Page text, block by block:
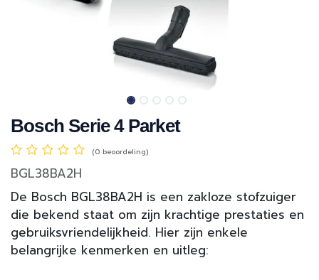
Bosch Serie 4 Parket
(0 beoordeling)
BGL38BA2H
De Bosch BGL38BA2H is een zakloze stofzuiger
die bekend staat om zijn krachtige prestaties en
gebruiksvriendelijkheid. Hier zijn enkele
belangrijke kenmerken en uitleg: